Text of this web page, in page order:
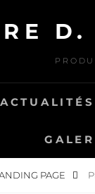
D.
ACTUALITÉS
PAGE